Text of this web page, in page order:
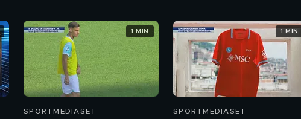
SPORTMEDIASET
1 MIN
SPORTMEDIASET
1 MIN